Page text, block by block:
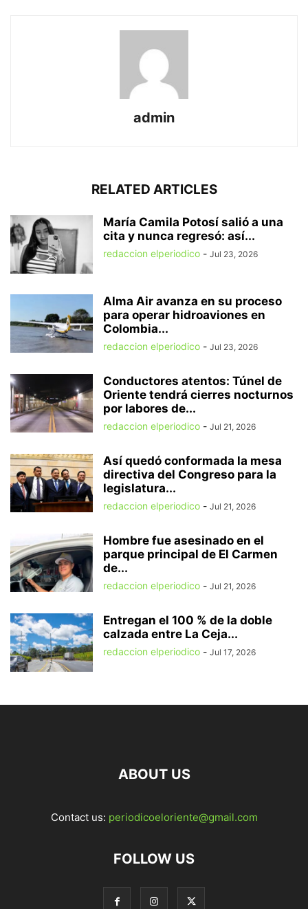
admin
RELATED ARTICLES
María Camila Potosí salió a una
cita y nunca regresó: así...
redaccion elperiodico - Jul 23, 2026
Alma Air avanza en su proceso
para operar hidroaviones en
Colombia...
redaccion elperiodico - Jul 23, 2026
Conductores atentos: Túnel de
Oriente tendrá cierres nocturnos
por labores de...
redaccion elperiodico - Jul 21, 2026
Así quedó conformada la mesa
directiva del Congreso para la
legislatura...
redaccion elperiodico - Jul 21, 2026
Hombre fue asesinado en el
parque principal de El Carmen
de...
redaccion elperiodico - Jul 21, 2026
Entregan el 100 % de la doble
calzada entre La Ceja...
redaccion elperiodico - Jul 17, 2026
ABOUT US
Contact us: periodicoeloriente@gmail.com
FOLLOW US